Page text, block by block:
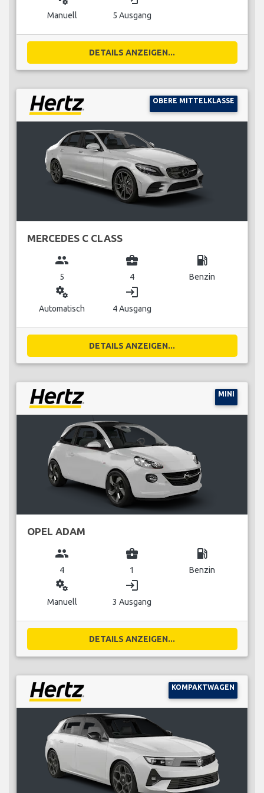
Manuell 5 Ausgang
DETAILS ANZEIGEN...
OBERE MITTELKLASSE
MERCEDES C CLASS
group
5
business_center
4
local_gas_station
Benzin
miscellaneous_services
Automatisch
login
4 Ausgang
DETAILS ANZEIGEN...
MINI
OPEL ADAM
group
4
business_center
1
local_gas_station
Benzin
miscellaneous_services
Manuell
login
3 Ausgang
DETAILS ANZEIGEN...
KOMPAKTWAGEN